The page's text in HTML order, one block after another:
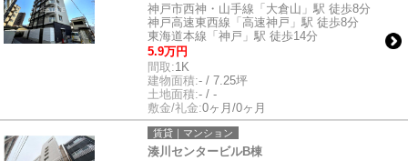
神戸市西神・山手線「大倉山」駅 徒歩8分
神戸高速東西線「高速神戸」駅 徒歩8分
東海道本線「神戸」駅 徒歩14分
5.9万円
間取:1K
建物面積:- / 7.25坪
土地面積:- / -
敷金/礼金:0ヶ月/0ヶ月
賃貸｜マンション
湊川センタービルB棟